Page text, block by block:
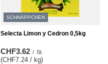
SCHNÄPPCHEN
Selecta Limon y Cedron 0,5kg
CHF3.62 / St.
(CHF7.24 / kg)